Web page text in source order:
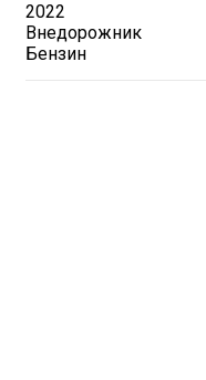
2022
Внедорожник
Бензин